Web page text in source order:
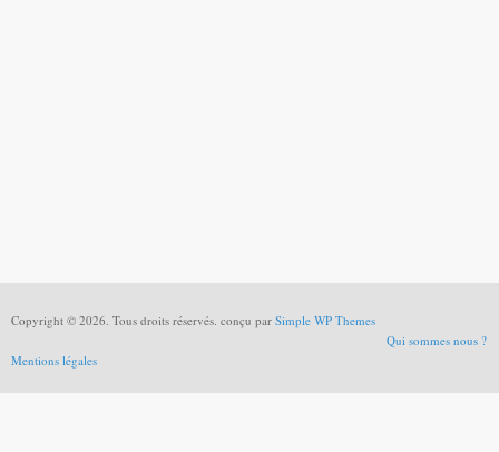
Copyright © 2026. Tous droits réservés. conçu par Simple WP Themes
Qui sommes nous ?
Mentions légales